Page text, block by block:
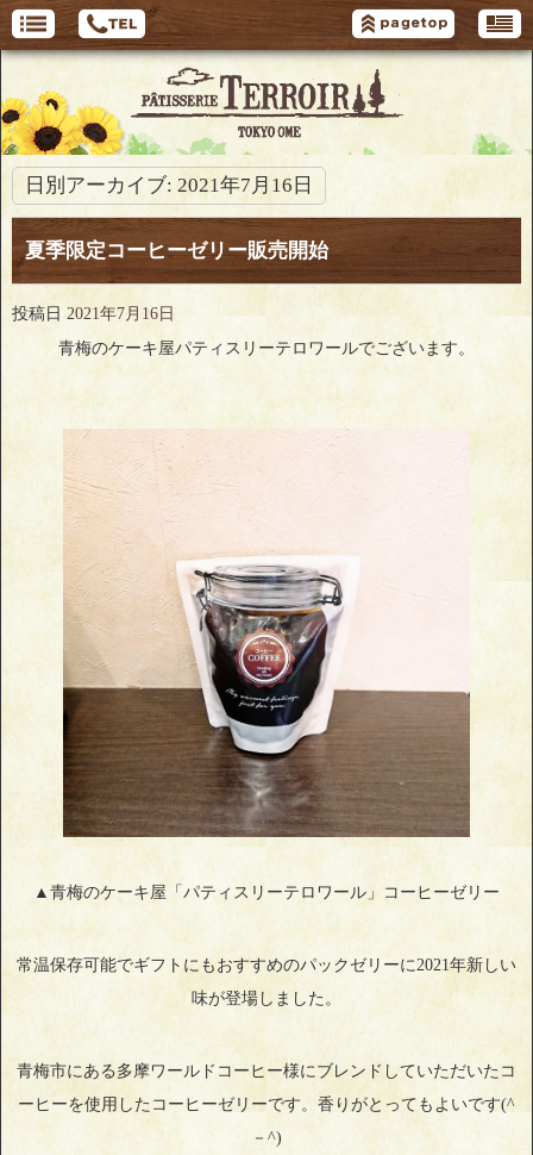
日別アーカイブ: 2021年7月16日
夏季限定コーヒーゼリー販売開始
投稿日 2021年7月16日
青梅のケーキ屋パティスリーテロワールでございます。
▲青梅のケーキ屋「パティスリーテロワール」コーヒーゼリー
常温保存可能でギフトにもおすすめのパックゼリーに2021年新しい
味が登場しました。
青梅市にある多摩ワールドコーヒー様にブレンドしていただいたコ
ーヒーを使用したコーヒーゼリーです。香りがとってもよいです(^
－^)